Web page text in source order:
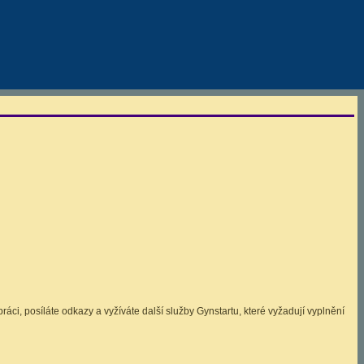
posíláte odkazy a vyžíváte další služby Gynstartu, které vyžadují vyplnění